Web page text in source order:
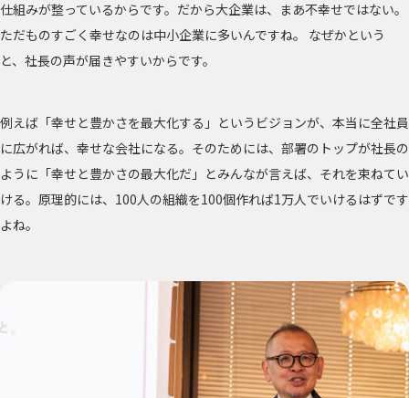
仕組みが整っているからです。だから大企業は、まあ不幸せではない。
ただものすごく幸せなのは中小企業に多いんですね。 なぜかという
と、社長の声が届きやすいからです。
例えば「幸せと豊かさを最大化する」というビジョンが、本当に全社員
に広がれば、幸せな会社になる。そのためには、部署のトップが社長の
ように「幸せと豊かさの最大化だ」とみんなが言えば、それを束ねてい
ける。原理的には、100人の組織を100個作れば1万人でいけるはずです
よね。